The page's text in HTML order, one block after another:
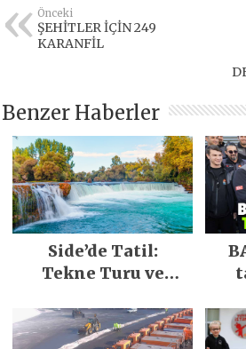
Önceki
ŞEHİTLER İÇİN 249
KARANFİL
Benzer Haberler
Side’de Tatil:
Tekne Turu ve